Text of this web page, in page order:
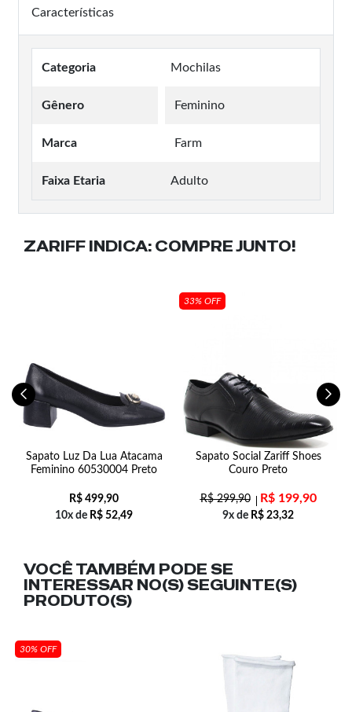
Características
Categoria Mochilas
Gênero Feminino
Marca Farm
Faixa Etaria Adulto
ZARIFF INDICA: COMPRE JUNTO!
Sapato Luz Da Lua Atacama
Feminino 60530004 Preto
R$ 499,90
10x de R$ 52,49
33% OFF
Sapato Social Zariff Shoes
Couro Preto
R$299,90 R$199,90
9x de R$ 23,32
VOCÊ TAMBÉM PODE SE
INTERESSAR NO(S) SEGUINTE(S)
PRODUTO(S)
30% OFF